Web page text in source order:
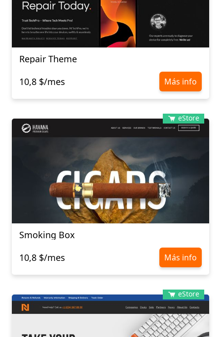
Repair Theme
10,8 $/mes
Más info
eStore
Smoking Box
10,8 $/mes
Más info
eStore